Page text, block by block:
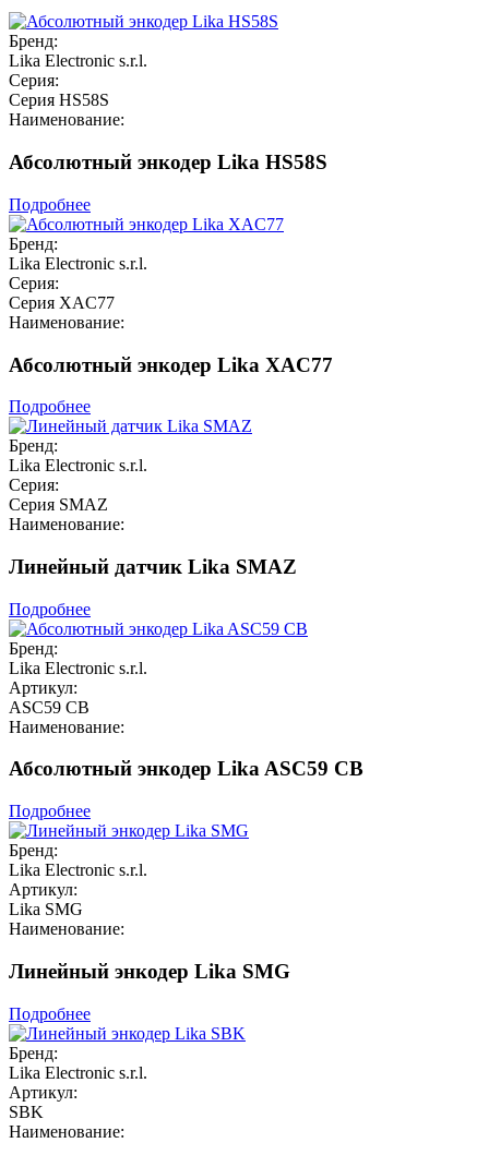
Бренд:
Lika Electronic s.r.l.
Серия:
Серия HS58S
Наименование:
Абсолютный энкодер Lika HS58S
Подробнее
Бренд:
Lika Electronic s.r.l.
Серия:
Серия XAC77
Наименование:
Абсолютный энкодер Lika XAC77
Подробнее
Бренд:
Lika Electronic s.r.l.
Серия:
Серия SMAZ
Наименование:
Линейный датчик Lika SMAZ
Подробнее
Бренд:
Lika Electronic s.r.l.
Артикул:
ASC59 CB
Наименование:
Абсолютный энкодер Lika ASC59 CB
Подробнее
Бренд:
Lika Electronic s.r.l.
Артикул:
Lika SMG
Наименование:
Линейный энкодер Lika SMG
Подробнее
Бренд:
Lika Electronic s.r.l.
Артикул:
SBK
Наименование: